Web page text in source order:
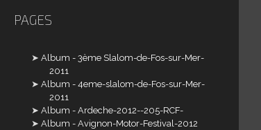
PAGES
Album - 3ème Slalom-de-Fos-sur-Mer-
2011
Album - 4eme-slalom-de-Fos-sur-Mer-
2011
Album - Ardeche-2012--205-RCF-
Album - Avignon-Motor-Festival-2012